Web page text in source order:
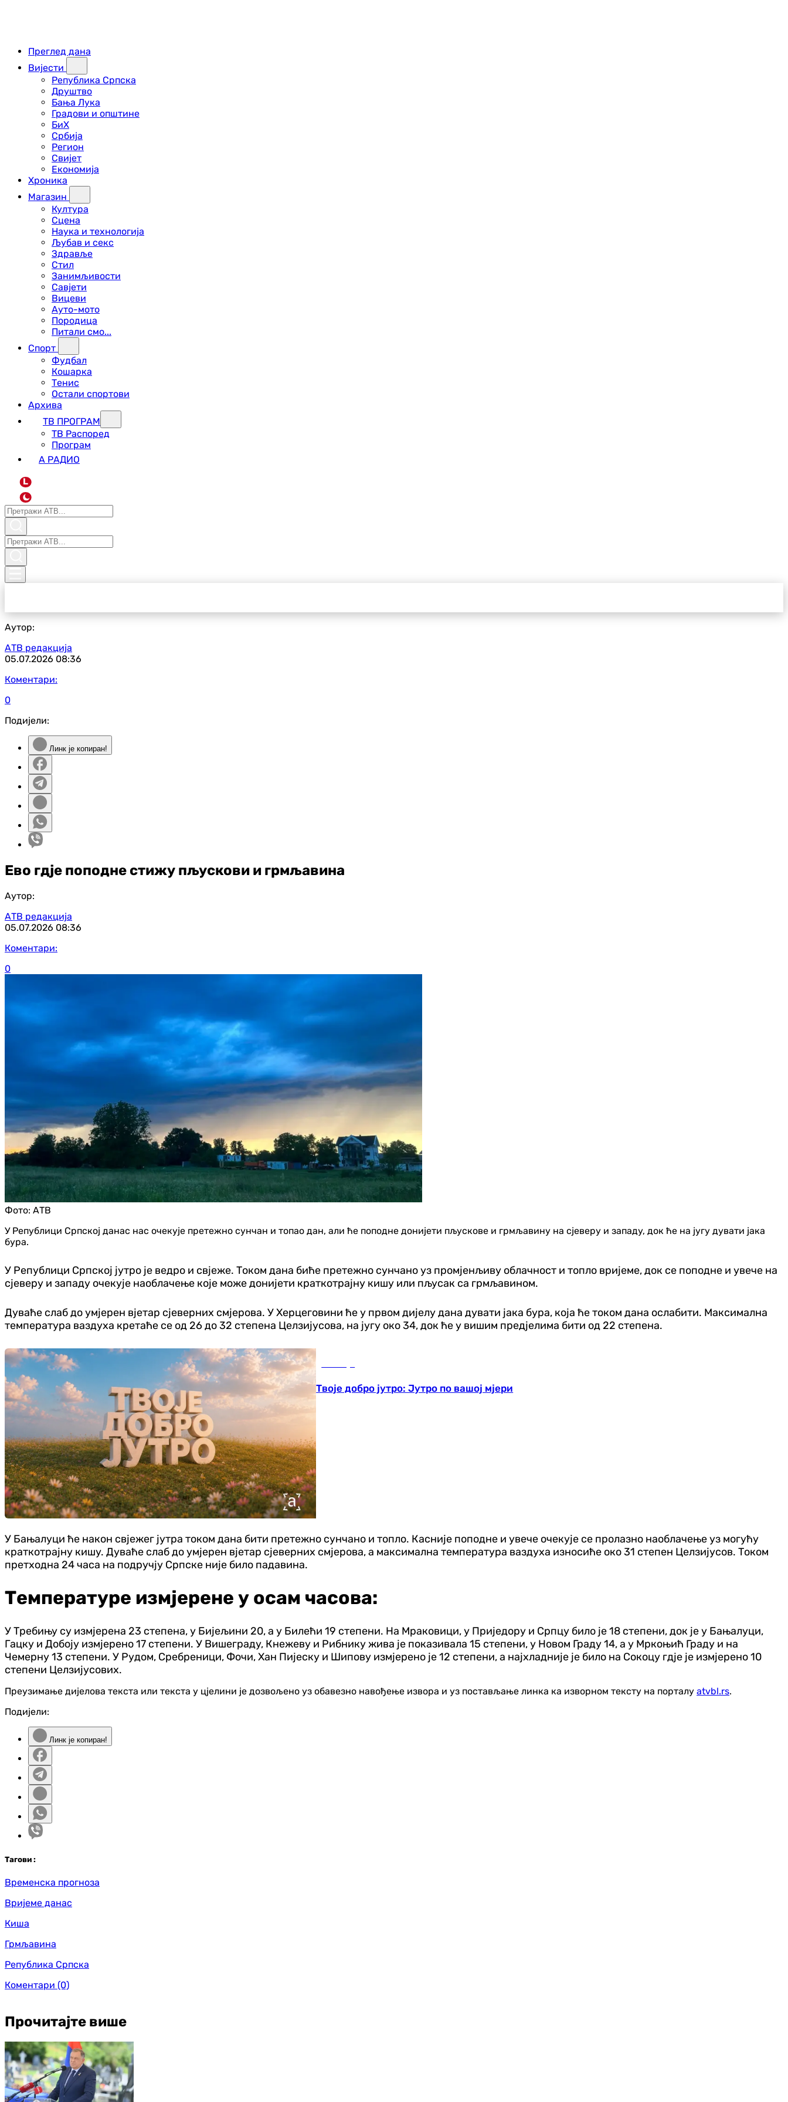
Преглед дана
Вијести
Република Српска
Друштво
Бања Лука
Градови и општине
БиХ
Србија
Регион
Свијет
Економија
Хроника
Магазин
Култура
Сцена
Наука и технологија
Љубав и секс
Здравље
Стил
Занимљивости
Савјети
Вицеви
Ауто-мото
Породица
Питали смо...
Спорт
Фудбал
Кошарка
Тенис
Остали спортови
Архива
ТВ ПРОГРАМ
ТВ Распоред
Програм
А РАДИО
L
Аутор:
АТВ редакција
05.07.2026 08:36
Коментари:
0
Подијели:
Линк је копиран!
Ево гдје поподне стижу пљускови и грмљавина
Аутор:
АТВ редакција
05.07.2026 08:36
Коментари:
0
Фото: АТВ
У Републици Српској данас нас очекује претежно сунчан и топао дан, али ће поподне донијети пљускове и грмљавину на сјеверу и западу, док ће на југу дувати јака
бура.
У Републици Српској јутро је ведро и свјеже. Током дана биће претежно сунчано уз промјенљиву облачност и топло вријеме, док се поподне и увече на
сјеверу и западу очекује наоблачење које може донијети краткотрајну кишу или пљусак са грмљавином.
Дуваће слаб до умјерен вјетар сјеверних смјерова. У Херцеговини ће у првом дијелу дана дувати јака бура, која ће током дана ослабити. Максимална
температура ваздуха кретаће се од 26 до 32 степена Целзијусова, на југу око 34, док ће у вишим предјелима бити од 22 степена.
Твоје добро јутро: Јутро по вашој мјери
У Бањалуци ће након свјежег јутра током дана бити претежно сунчано и топло. Касније поподне и увече очекује се пролазно наоблачење уз могућу
краткотрајну кишу. Дуваће слаб до умјерен вјетар сјеверних смјерова, а максимална температура ваздуха износиће око 31 степен Целзијусов. Током
претходна 24 часа на подручју Српске није било падавина.
Температуре измјерене у осам часова:
У Требињу су измјерена 23 степена, у Бијељини 20, а у Билећи 19 степени. На Мраковици, у Приједору и Српцу било је 18 степени, док је у Бањалуци,
Гацку и Добоју измјерено 17 степени. У Вишеграду, Кнежеву и Рибнику жива је показивала 15 степени, у Новом Граду 14, а у Мркоњић Граду и на
Чемерну 13 степени. У Рудом, Сребреници, Фочи, Хан Пијеску и Шипову измјерено је 12 степени, а најхладније је било на Сокоцу гдје је измјерено 10
степени Целзијусових.
Преузимање дијелова текста или текста у цјелини је дозвољено уз обавезно навођење извора и уз постављање линка ка изворном тексту на порталу atvbl.rs.
Подијели:
Линк је копиран!
Тагови :
Временска прогноза
Вријеме данас
Киша
Грмљавина
Република Српска
Коментари (0)
Прочитајте више